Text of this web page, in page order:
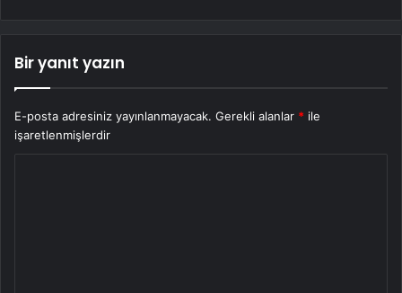
Bir yanıt yazın
E-posta adresiniz yayınlanmayacak. Gerekli alanlar * ile
işaretlenmişlerdir